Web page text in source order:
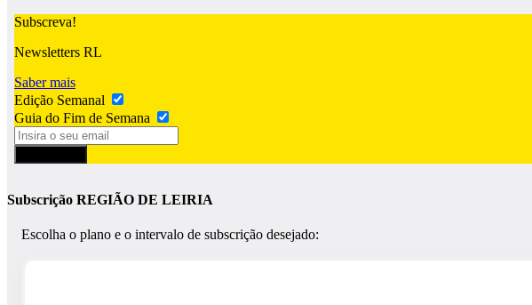
Subscreva!
Newsletters RL
Saber mais
Edição Semanal
Guia do Fim de Semana
Subscrição REGIÃO DE LEIRIA
Escolha o plano e o intervalo de subscrição desejado: